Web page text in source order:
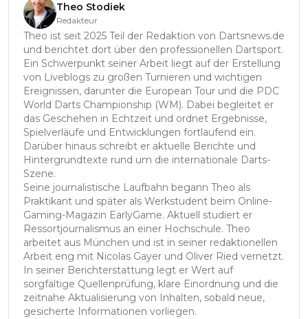
Theo Stodiek
Redakteur
Theo ist seit 2025 Teil der Redaktion von Dartsnews.de
und berichtet dort über den professionellen Dartsport.
Ein Schwerpunkt seiner Arbeit liegt auf der Erstellung
von Liveblogs zu großen Turnieren und wichtigen
Ereignissen, darunter die European Tour und die PDC
World Darts Championship (WM). Dabei begleitet er
das Geschehen in Echtzeit und ordnet Ergebnisse,
Spielverläufe und Entwicklungen fortlaufend ein.
Darüber hinaus schreibt er aktuelle Berichte und
Hintergrundtexte rund um die internationale Darts-
Szene.
Seine journalistische Laufbahn begann Theo als
Praktikant und später als Werkstudent beim Online-
Gaming-Magazin EarlyGame. Aktuell studiert er
Ressortjournalismus an einer Hochschule. Theo
arbeitet aus München und ist in seiner redaktionellen
Arbeit eng mit Nicolas Gayer und Oliver Ried vernetzt.
In seiner Berichterstattung legt er Wert auf
sorgfältige Quellenprüfung, klare Einordnung und die
zeitnahe Aktualisierung von Inhalten, sobald neue,
gesicherte Informationen vorliegen.